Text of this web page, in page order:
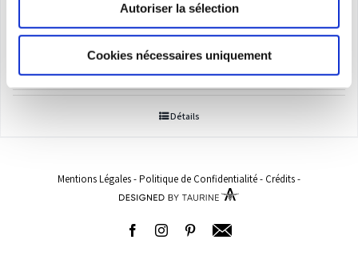
Autoriser la sélection
Cookies nécessaires uniquement
Culotte gainante
149,00€Plage
de
prix :
149,00€
Détails
Mentions Légales- Politique de Confidentialité- Crédits-
FacebookInstagramPinterest
Adresse